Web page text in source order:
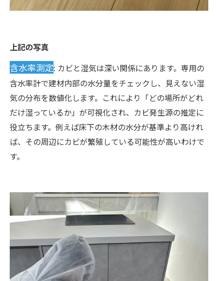
上記の写真
含水率測定: カビと湿気は深い関係にあります。専用の
含水率計で建材内部の水分量をチェックし、見えない湿
気の分布を数値化します。これにより「どの場所がどれ
だけ湿っているか」が可視化され、カビ発生源の推定に
役立ちます。例えば床下の木材の水分が基準より高けれ
ば、その周辺にカビが繁殖している可能性が高いわけで
す。